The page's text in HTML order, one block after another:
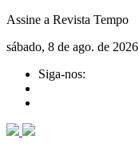
Assine a Revista Tempo
sábado, 8 de ago. de 2026
Siga-nos: